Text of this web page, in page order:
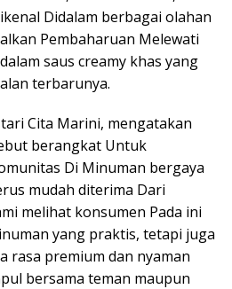
Didalam berbagai olahan
Pembaharuan Melewati
saus creamy khas yang
terbarunya.
Cita Marini, mengatakan
berangkat Untuk
Di Minuman bergaya
mudah diterima Dari
melihat konsumen Pada ini
yang praktis, tetapi juga
rasa premium dan nyaman
bersama teman maupun